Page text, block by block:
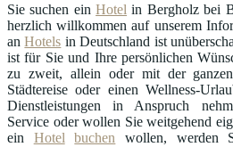
Sie suchen einHotel in Bergholz bei
herzlich willkommen auf unserem
anHotels in Deutschland ist
ist für Sie und Ihre persönlichen
zu zweit, allein oder mit der
Städtereise oder einen Wellness-
Dienstleistungen in Anspruch
Service oder wollen Sie weitgehend
ein Hotel buchen wollen, werden